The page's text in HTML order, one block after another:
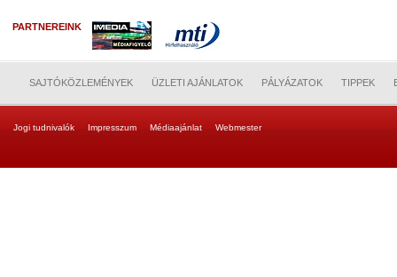
PARTNEREINK
SAJTÓKÖZLEMÉNYEK ÜZLETI AJÁNLATOK PÁLYÁZATOK TIPPEK
Jogi tudnivalók Impresszum Médiaajánlat Webmester